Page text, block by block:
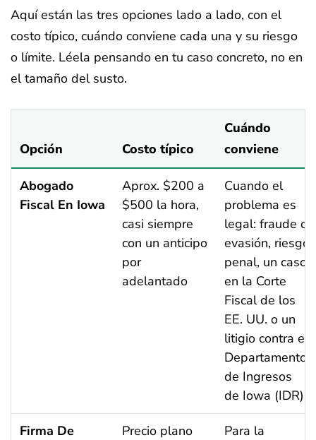
Aquí están las tres opciones lado a lado, con el
costo típico, cuándo conviene cada una y su riesgo
o límite. Léela pensando en tu caso concreto, no en
el tamaño del susto.
Opción Costo típico
Cuándo
conviene
Abogado
Fiscal En Iowa
Aprox. $200 a
$500 la hora,
casi siempre
con un anticipo
por
adelantado
Cuando el
problema es
legal: fraude o
evasión, riesgo
penal, un caso
en la Corte
Fiscal de los
EE. UU. o un
litigio contra el
Departamento
de Ingresos
de Iowa (IDR).
Firma De
Precio plano
Para la